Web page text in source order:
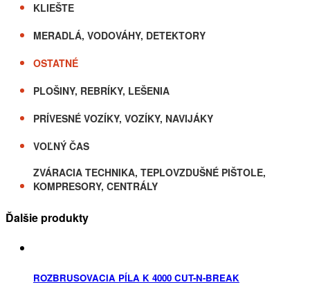
KLIEŠTE
MERADLÁ, VODOVÁHY, DETEKTORY
OSTATNÉ
PLOŠINY, REBRÍKY, LEŠENIA
PRÍVESNÉ VOZÍKY, VOZÍKY, NAVIJÁKY
VOĽNÝ ČAS
ZVÁRACIA TECHNIKA, TEPLOVZDUŠNÉ PIŠTOLE,
KOMPRESORY, CENTRÁLY
Ďalšie produkty
ROZBRUSOVACIA PÍLA K 4000 CUT-N-BREAK